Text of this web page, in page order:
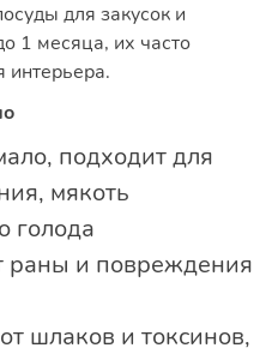
для закусок и
1 месяца, их часто
интерьера.
подходит для
мякоть
голода
раны и повреждения
шлаков и токсинов,